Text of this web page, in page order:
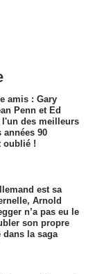
amis : Gary
Penn et Ed
l'un des meilleurs
90
oublié !
est sa
Arnold
n’a pas eu le
son propre
dans la saga